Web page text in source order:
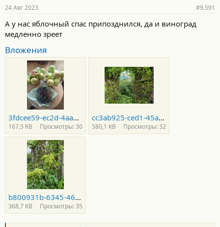
н
с
т
:
24 Авг 2023 #9.591
А у нас яблочный спас припозднился, да и виноград
медленно зреет
Вложения
3fdcee59-ec2d-4aa0-8c95-6f6079ac51e1.jpg
167,5 KB Просмотры: 30
cc3ab925-ced1-45aa-845d-99638054a7e1.jpg
580,1 KB Просмотры: 32
b800931b-6345-46ae-ae9f-5ba096ffe4bb.jpg
368,7 KB Просмотры: 35